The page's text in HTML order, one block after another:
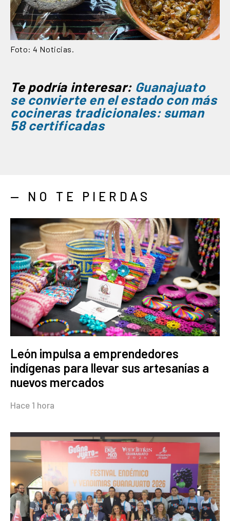
Foto: 4 Noticias.
Te podría interesar: Guanajuato
se convierte en el estado con más
cocineras tradicionales: suman
58 certificadas
— NO TE PIERDAS
León impulsa a emprendedores
indígenas para llevar sus artesanías a
nuevos mercados
Hace 1 hora